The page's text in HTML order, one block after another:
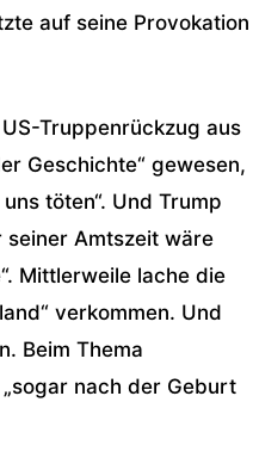
auf seine Provokation
Truppenrückzug aus
Geschichte“ gewesen,
töten“. Und Trump
Amtszeit wäre
Mittlerweile lache die
verkommen. Und
Beim Thema
nach der Geburt